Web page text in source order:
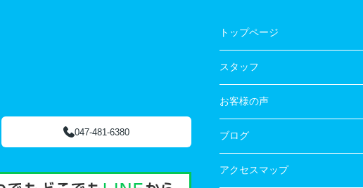
047-481-6380
トップページ
スタッフ
お客様の声
ブログ
アクセスマップ